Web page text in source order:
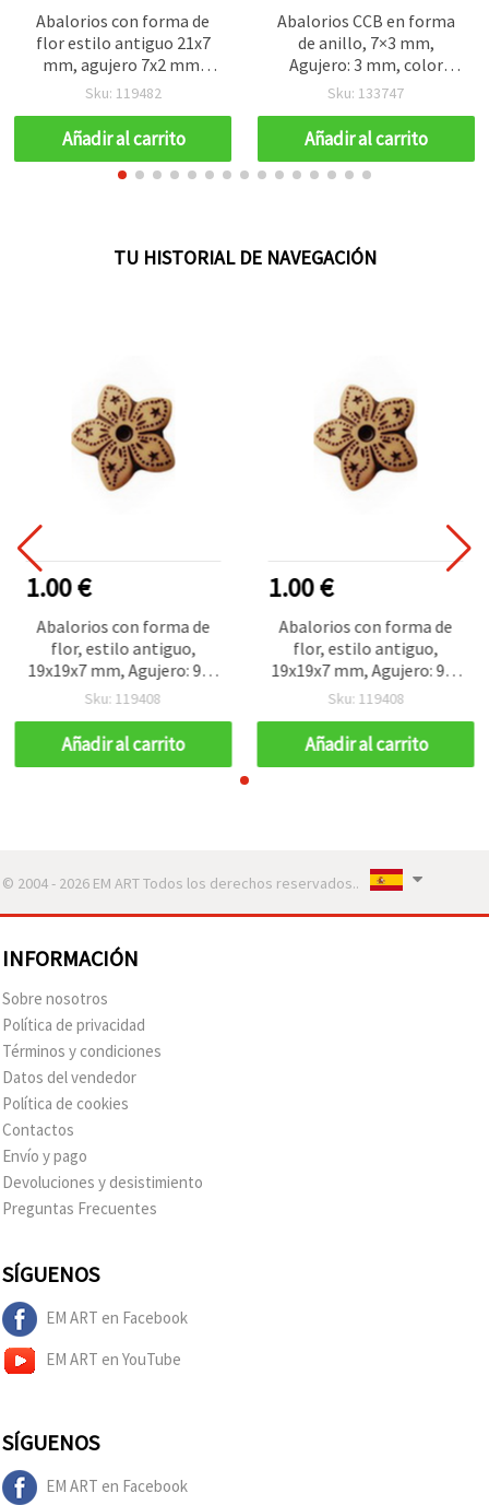
Abalorios con forma de
flor estilo antiguo 21x7
mm, agujero 7x2 mm,
marrón - 50 g (~40 uds)
Sku: 119482
Añadir al carrito
Abalorios CCB en forma
de anillo, 7×3 mm,
Agujero: 3 mm, color
plata, paquete de 50 uds,
manualidades
Sku: 133747
Añadir al carrito
TU HISTORIAL DE NAVEGACIÓN
1.00 €
Abalorios con forma de
flor, estilo antiguo,
19x19x7 mm, Agujero: 9x3
mm, marrón, 50 g (~55
Sku: 119408
Añadir al carrito
1.00 €
Abalorios con forma de
flor, estilo antiguo,
19x19x7 mm, Agujero: 9x3
mm, marrón, 50 g (~55
Sku: 119408
Añadir al carrito
© 2004 - 2026 EM ART Todos los derechos reservados..
INFORMACIÓN
Sobre nosotros
Política de privacidad
Términos y condiciones
Datos del vendedor
Política de cookies
Contactos
Envío y pago
Devoluciones y desistimiento
Preguntas Frecuentes
SÍGUENOS
EM ART en Facebook
EM ART en YouTube
SÍGUENOS
EM ART en Facebook